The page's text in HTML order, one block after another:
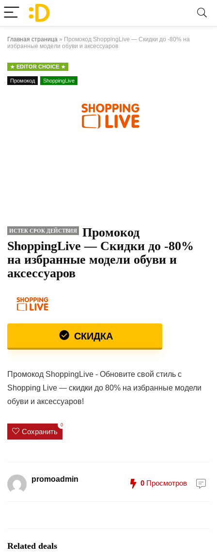
Главная страница » Промокод ShoppingLive — Скидки до -80% на
избранные модели обуви и аксессуаров
EDITOR CHOICE
Промокод ShoppingLive
ИСТЕК СРОК ДЕЙСТВИЯ
Промокод
ShoppingLive — Скидки до -80%
на избранные модели обуви и
аксессуаров
СКИДКА
Промокод ShoppingLive - Обновите свой стиль с
Shopping Live — скидки до 80% на избранные модели
обуви и аксессуаров!
Сохранить
0
promoadmin 0 Просмотров
Related deals